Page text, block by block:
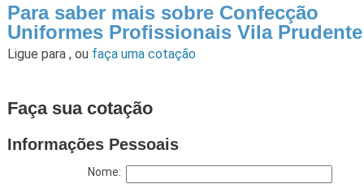
Para saber mais sobre Confecção
Uniformes Profissionais Vila Prudente
Ligue para , ou faça uma cotação
Faça sua cotação
Informações Pessoais
Nome: